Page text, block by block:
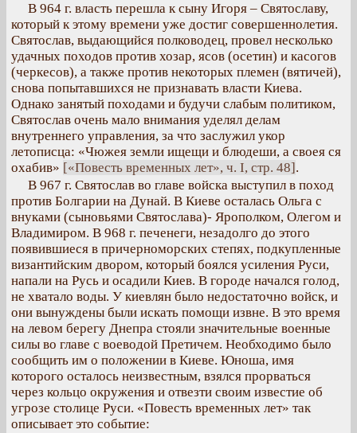
В 964 г. власть перешла к сыну Игоря – Святославу,
который к этому времени уже достиг совершеннолетия.
Святослав, выдающийся полководец, провел несколько
удачных походов против хозар, ясов (осетин) и касогов
(черкесов), а также против некоторых племен (вятичей),
снова попытавшихся не признавать власти Киева.
Однако занятый походами и будучи слабым политиком,
Святослав очень мало внимания уделял делам
внутреннего управления, за что заслужил укор
летописца: «Чюжея земли ищещи и блюдеши, а своея ся
охабив» [«Повесть временных лет», ч. I, стр. 48].
В 967 г. Святослав во главе войска выступил в поход
против Болгарии на Дунай. В Киеве осталась Ольга с
внуками (сыновьями Святослава)- Ярополком, Олегом и
Владимиром. В 968 г. печенеги, незадолго до этого
появившиеся в причерноморских степях, подкупленные
византийским двором, который боялся усиления Руси,
напали на Русь и осадили Киев. В городе начался голод,
не хватало воды. У киевлян было недостаточно войск, и
они вынуждены были искать помощи извне. В это время
на левом берегу Днепра стояли значительные военные
силы во главе с воеводой Претичем. Необходимо было
сообщить им о положении в Киеве. Юноша, имя
которого осталось неизвестным, взялся прорваться
через кольцо окружения и отвезти своим известие об
угрозе столице Руси. «Повесть временных лет» так
описывает это событие: